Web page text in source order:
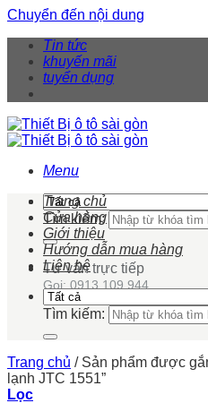
Chuyển đến nội dung
Tin tức
khuyến mãi
tuyển dụng
Menu
Tìm kiếm:
Tư vấn trực tiếp
Gọi: 0913 109 944
Trang chủ
Cửa hàng
Giới thiệu
Hướng dẫn mua hàng
Liên hệ
Tìm kiếm:
Trang chủ /Sản phẩm được
lạnh JTC 1551”
Lọc